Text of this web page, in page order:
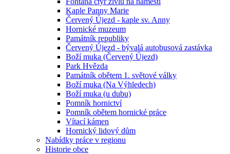
Kaple Panny Marie
Červený Újezd - kaple sv. Anny
Hornické muzeum
Památník republiky
Červený Újezd - bývalá autobusová zastávka
Boží muka (Červený Újezd)
Park Hvězda
Památník obětem 1. světové války
Boží muka (Na Výhledech)
Boží muka (u dubu)
Pomník hornictví
Pomník obětem hornické práce
Vítací kámen
Hornický lidový dům
Nabídky práce v regionu
Historie obce